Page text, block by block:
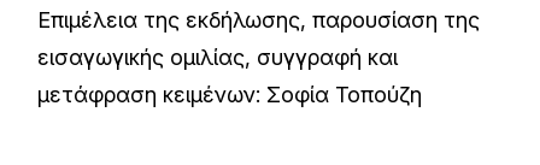
Επιμέλεια της εκδήλωσης, παρουσίαση της
εισαγωγικής ομιλίας, συγγραφή και
μετάφραση κειμένων: Σοφία Τοπούζη